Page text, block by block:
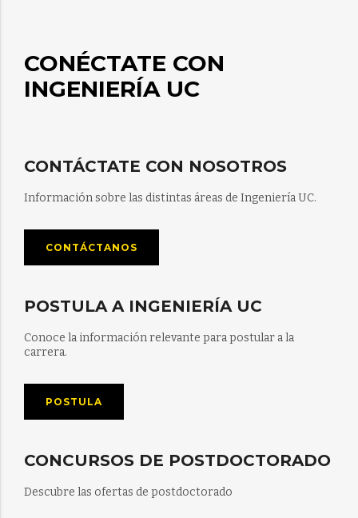
CONÉCTATE CON
INGENIERÍA UC
CONTÁCTATE CON NOSOTROS
Información sobre las distintas áreas de Ingeniería UC.
CONTÁCTANOS
POSTULA A INGENIERÍA UC
Conoce la información relevante para postular a la
carrera.
POSTULA
CONCURSOS DE POSTDOCTORADO
Descubre las ofertas de postdoctorado